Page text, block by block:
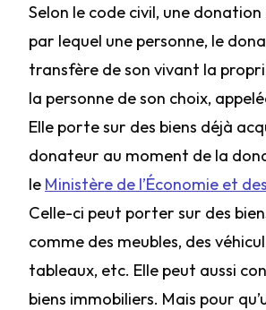
Selon le code civil, une
par lequel une personne, le
transfère de son vivant la
la personne de son choix,
Elle porte sur des biens déjà
donateur au moment de la
le Ministère de l’Économie et
Celle-ci peut porter sur des
comme des meubles, des
tableaux, etc. Elle peut aussi
biens immobiliers. Mais pour